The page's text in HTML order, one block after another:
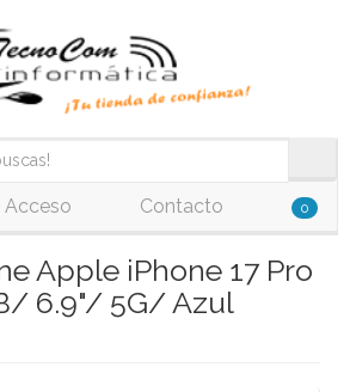
Acceso Contacto 0
Apple iPhone 17 Pro
6.9"/ 5G/ Azul